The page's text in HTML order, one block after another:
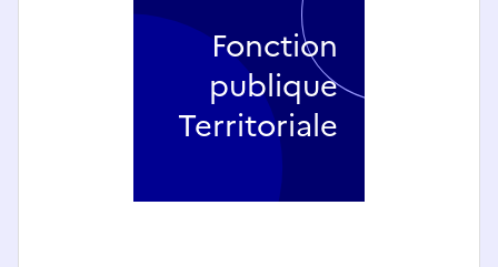
Fonction
publique
Territoriale